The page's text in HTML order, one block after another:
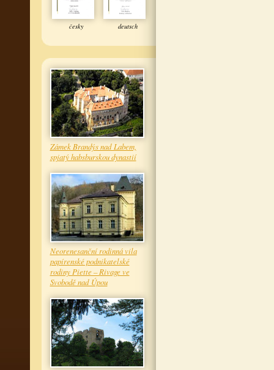
česky deutsch
Zámek Brandýs nad Labem,
spjatý habsburskou dynastií
Neorenesanční rodinná vila
papírenské podnikatelské
rodiny Piette – Rivage ve
Svobodě nad Úpou